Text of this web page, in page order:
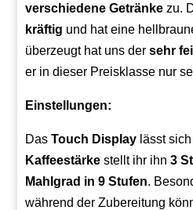
verschiedene Getränke zu.
kräftig und hat eine
überzeugt hat uns dersehr
er in dieser Preisklasse nur
Einstellungen:
DasTouch Display lässt sich
Kaffeestärke stellt ihr ihn3
Mahlgrad in 9 Stufen.
während der Zubereitung